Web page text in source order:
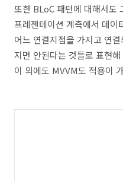
또한 BLoC 패턴에 대해서도
프레젠테이션 계측에서 데이
어느 연결지점을 가지고 연
지면 안된다는 것들로 표현
이 외에도 MVVM도 적용이